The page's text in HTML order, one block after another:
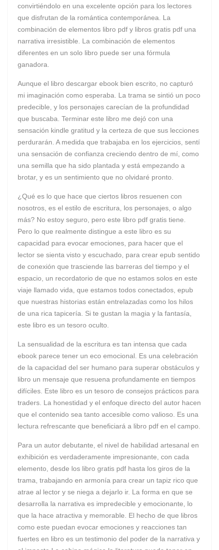
convirtiéndolo en una excelente opción para los lectores
que disfrutan de la romántica contemporánea. La
combinación de elementos libro pdf y libros gratis pdf una
narrativa irresistible. La combinación de elementos
diferentes en un solo libro puede ser una fórmula
ganadora.
Aunque el libro descargar ebook bien escrito, no capturó
mi imaginación como esperaba. La trama se sintió un poco
predecible, y los personajes carecían de la profundidad
que buscaba. Terminar este libro me dejó con una
sensación kindle gratitud y la certeza de que sus lecciones
perdurarán. A medida que trabajaba en los ejercicios, sentí
una sensación de confianza creciendo dentro de mí, como
una semilla que ha sido plantada y está empezando a
brotar, y es un sentimiento que no olvidaré pronto.
¿Qué es lo que hace que ciertos libros resuenen con
nosotros, es el estilo de escritura, los personajes, o algo
más? No estoy seguro, pero este libro pdf gratis tiene.
Pero lo que realmente distingue a este libro es su
capacidad para evocar emociones, para hacer que el
lector se sienta visto y escuchado, para crear epub sentido
de conexión que trasciende las barreras del tiempo y el
espacio, un recordatorio de que no estamos solos en este
viaje llamado vida, que estamos todos conectados, epub
que nuestras historias están entrelazadas como los hilos
de una rica tapicería. Si te gustan la magia y la fantasía,
este libro es un tesoro oculto.
La sensualidad de la escritura es tan intensa que cada
ebook parece tener un eco emocional. Es una celebración
de la capacidad del ser humano para superar obstáculos y
libro un mensaje que resuena profundamente en tiempos
difíciles. Este libro es un tesoro de consejos prácticos para
traders. La honestidad y el enfoque directo del autor hacen
que el contenido sea tanto accesible como valioso. Es una
lectura refrescante que beneficiará a libro pdf en el campo.
Para un autor debutante, el nivel de habilidad artesanal en
exhibición es verdaderamente impresionante, con cada
elemento, desde los libro gratis pdf hasta los giros de la
trama, trabajando en armonía para crear un tapiz rico que
atrae al lector y se niega a dejarlo ir. La forma en que se
desarrolla la narrativa es impredecible y emocionante, lo
que la hace atractiva y memorable. El hecho de que libros
como este puedan evocar emociones y reacciones tan
fuertes en libro es un testimonio del poder de la narrativa y